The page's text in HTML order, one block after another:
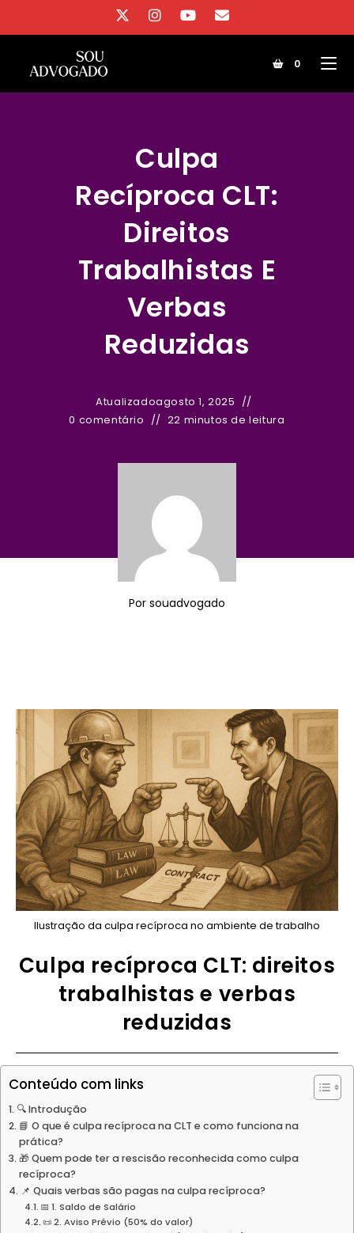
conteúdo
0
Culpa
Recíproca CLT:
Direitos
Trabalhistas E
Verbas
Reduzidas
Atualizadoagosto 1, 2025
0 comentário
22 minutos de leitura
Por souadvogado
Ilustração da culpa recíproca no ambiente de trabalho
Culpa recíproca CLT: direitos
trabalhistas e verbas
reduzidas
Conteúdo com links
🔍 Introdução
📘 O que é culpa recíproca na CLT e como funciona na
prática?
🎁 Quem pode ter a rescisão reconhecida como culpa
recíproca?
📌 Quais verbas são pagas na culpa recíproca?
📅 1. Saldo de Salário
📜 2. Aviso Prévio (50% do valor)